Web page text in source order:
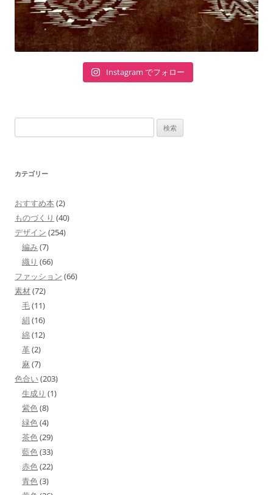
Instagram でフォロー
索:
カテゴリー
おすすめ本 (2)
ものづくり (40)
デザイン (254)
編み (7)
織り (66)
ファッション (66)
素材(72)
毛(11)
絹(16)
綿(12)
革(2)
麻 (7)
色合い(203)
生成り (1)
紫色(8)
緑色(4)
茶色(29)
藍色(33)
赤色(22)
青色(3)